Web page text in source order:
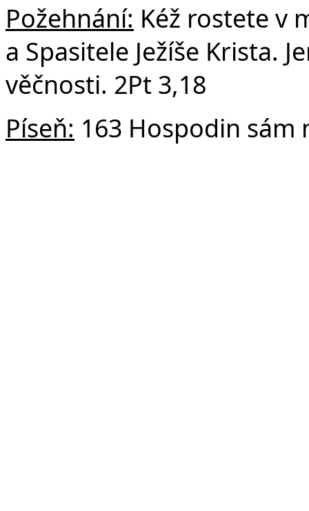
Požehnání: Kéž rostete v
a Spasitele Ježíše Krista.
věčnosti. 2Pt 3,18
Píseň: 163 Hospodin sám